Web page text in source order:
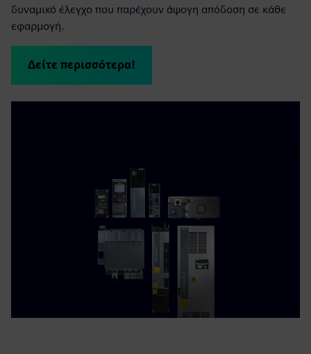
δυναμικό έλεγχο που παρέχουν άψογη απόδοση σε κάθε
εφαρμογή.
Δείτε περισσότερα!